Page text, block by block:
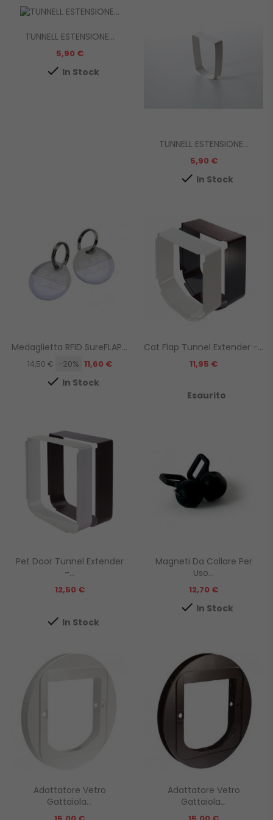
TUNNELL ESTENSIONE...
Prezzo
5,90 €
 In Stock
TUNNELL ESTENSIONE...
Prezzo
5,90 €
 In Stock
Medaglietta RFID SureFLAP...
14,50 € -20% Prezzo
11,60 €
 In Stock
Cat Flap Tunnel Extender -...
Prezzo
11,95 €
Esaurito
Pet Door Tunnel Extender
-...
Prezzo
12,50 €
 In Stock
Magneti Da Collare Per
Uso...
Prezzo
12,70 €
 In Stock
Adattatore Vetro
Gattaiola...
Adattatore Vetro
Gattaiola...